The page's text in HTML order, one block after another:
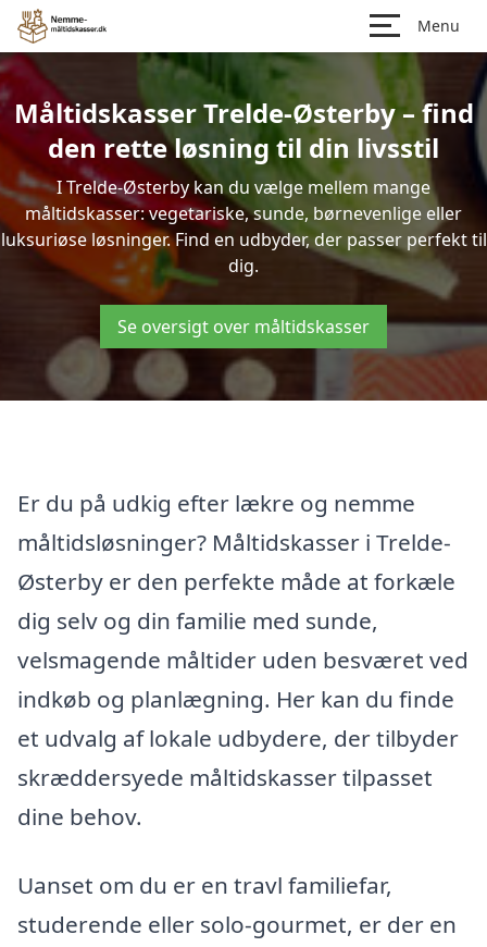
Menu
Måltidskasser Trelde-Østerby – find
den rette løsning til din livsstil
I Trelde-Østerby kan du vælge mellem mange
måltidskasser: vegetariske, sunde, børnevenlige eller
luksuriøse løsninger. Find en udbyder, der passer perfekt til
dig.
Se oversigt over måltidskasser
Er du på udkig efter lækre og nemme
måltidsløsninger? Måltidskasser i Trelde-
Østerby er den perfekte måde at forkæle
dig selv og din familie med sunde,
velsmagende måltider uden besværet ved
indkøb og planlægning. Her kan du finde
et udvalg af lokale udbydere, der tilbyder
skræddersyede måltidskasser tilpasset
dine behov.
Uanset om du er en travl familiefar,
studerende eller solo-gourmet, er der en